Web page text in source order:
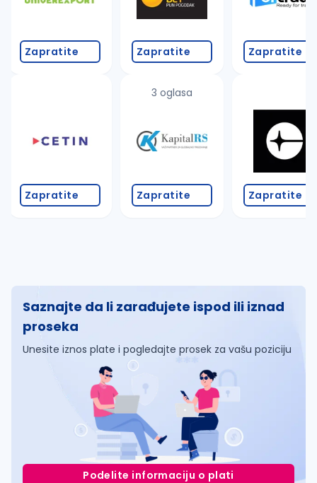
proverite pravopisne greške (koristite č, ć, š, đ,
promenite odabrane filtere pretrage
Zapratite
Zapratite
Zapratite
3 oglasa
Zapratite
Zapratite
Zapratite
Saznajte da li zarađujete ispod ili iznad
proseka
Unesite iznos plate i pogledajte prosek za vašu poziciju
Podelite informaciju o plati